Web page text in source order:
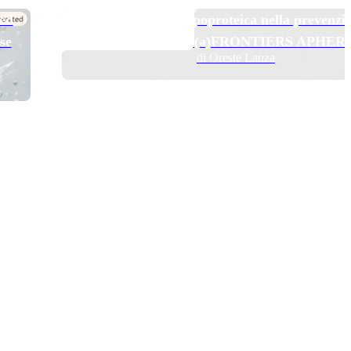
secondaria: il trial Lp(a)FRONTIERS
di Oreste Lanza